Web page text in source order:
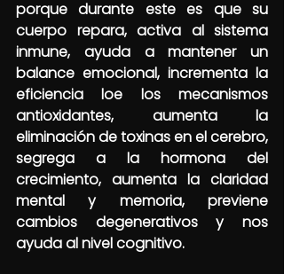
porque durante este es que su
cuerpo repara, activa al sistema
inmune, ayuda a mantener un
balance emocional, incrementa la
eficiencia loe los mecanismos
antioxidantes, aumenta la
eliminación de toxinas en el cerebro,
segrega a la hormona del
crecimiento, aumenta la claridad
mental y memoria, previene
cambios degenerativos y nos
ayuda al nivel cognitivo.